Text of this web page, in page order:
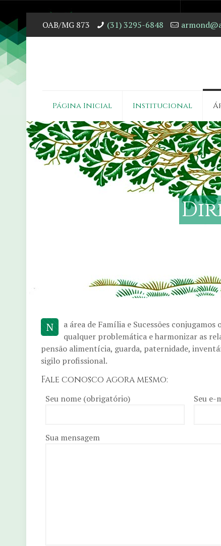
OAB/MG 873 (31) 3295-6848
Página Inicial Institucional
Dir
N
a área de Família e Sucessões
qualquer problemática e harmonizar as
pensão alimentícia, guarda, paternidade,
sigilo profissional.
Fale conosco agora mesmo:
Seu nome (obrigatório) Seu
Sua mensagem